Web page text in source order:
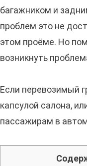
багажником и
проблем это не
этом проёме. Но
возникнуть
Если перевозимый
капсулой салона,
пассажирам в